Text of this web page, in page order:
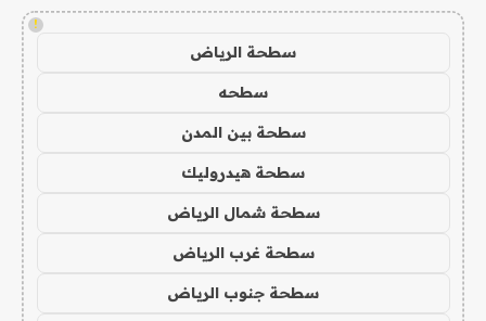
!
سطحة الرياض
سطحه
سطحة بين المدن
سطحة هيدروليك
سطحة شمال الرياض
سطحة غرب الرياض
سطحة جنوب الرياض